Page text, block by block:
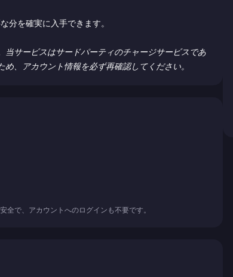
を確実に入手できます。
サービスはサードパーティのチャージサービスであ
、アカウント情報を必ず再確認してください。
で、アカウントへのログインも不要です。